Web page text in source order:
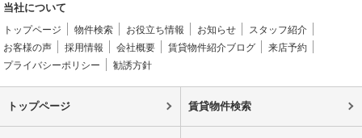
当社について
トップページ 物件検索 お役立ち情報 お知らせ
スタッフ紹介
お客様の声
採用情報 会社概要 賃貸物件紹介ブログ
来店予約
プライバシーポリシー
勧誘方針
トップページ 賃貸物件検索